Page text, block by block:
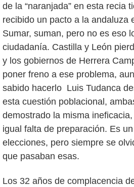
de la “naranjada” en esta recia
recibido un pacto a la andaluza
Sumar, suman, pero no es eso
ciudadanía. Castilla y León
y los gobiernos de Herrera
poner freno a ese problema,
sabido hacerlo Luis Tudanca
esta cuestión poblacional,
demostrado la misma
igual falta de preparación. Es
elecciones, pero siempre se
que pasaban esas.
Los 32 años de complacencia